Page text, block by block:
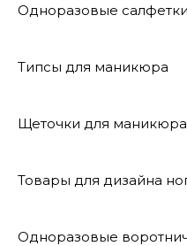
Одноразовые
Типсы для маникюра
Щеточки для маникюра
Товары для дизайна
Одноразовые